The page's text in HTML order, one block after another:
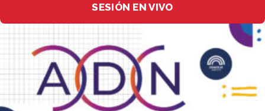
SESIÓN EN VIVO